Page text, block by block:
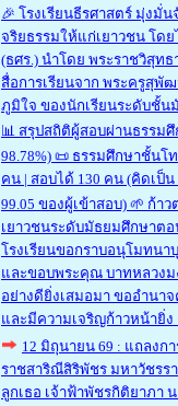
🎉 โรงเรียนธีรศาสตร์ มุ่งมั่
จริยธรรมให้แก่เยาวชน โด
(ธศร.) นำโดย พระราชวิสุท
สื่อการเรียนจาก พระครูสุพั
ภูมิใจ ของนักเรียนระดับชั้น
📊 สรุปสถิติผู้สอบผ่านธรรมศึ
98.78%) 📜 ธรรมศึกษาชั้นโ
คน | สอบได้ 130 คน (คิดเป็
99.05 ของผู้เข้าสอบ) 🌱 ก้
เยาวชนระดับมัธยมศึกษาต
โรงเรียนขอกราบอนุโมทน
และขอบพระคุณ บาทหลวงม
อย่างดียิ่งเสมอมา ขออำน
และมีความเจริญก้าวหน้ายิ่ง
12 มิถุนายน 69 : แถลงก
ราชสาริณีสิริพัชร มหาวัชรร
ลูกเธอ เจ้าฟ้าพัชรกิติยาภา